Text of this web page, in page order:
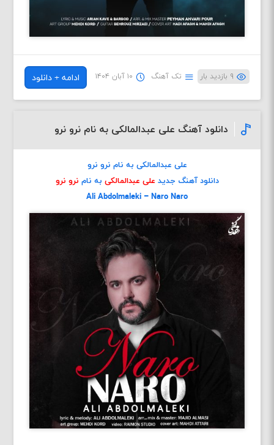
۹ بازدید بار تک آهنگ ۱۰ آبان ۱۴۰۴ ادامه + دانلود
دانلود آهنگ علی عبدالمالکی به نام نرو نرو
علی عبدالمالکی به نام نرو نرو
دانلود آهنگ جدید علی عبدالمالکی به نام نرو نرو
Ali Abdolmaleki – Naro Naro